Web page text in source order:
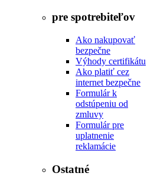
pre spotrebiteľov
Ako nakupovať
bezpečne
Výhody certifikátu
Ako platiť cez
internet bezpečne
Formulár k
odstúpeniu od
zmluvy
Formulár pre
uplatnenie
reklamácie
Ostatné